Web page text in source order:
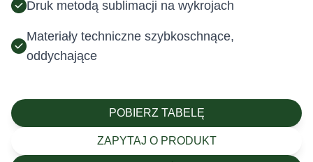
Druk metodą sublimacji na wykrojach
Materiały techniczne szybkoschnące,
oddychające
POBIERZ TABELĘ
ZAPYTAJ O PRODUKT